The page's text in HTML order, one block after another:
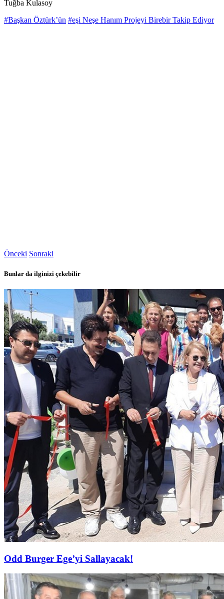
Tuğba Kulasoy
#Başkan Öztürk’ün #eşi Neşe Hanım Projeyi Birebir Takip Ediyor
Önceki Sonraki
Bunlar da ilginizi çekebilir
Odd Burger Ege’yi Sallayacak!